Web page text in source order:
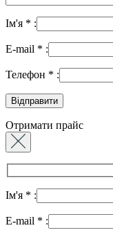
Ім'я * :
E-mail * :
Телефон * :
Отримати прайс
Ім'я * :
E-mail * :